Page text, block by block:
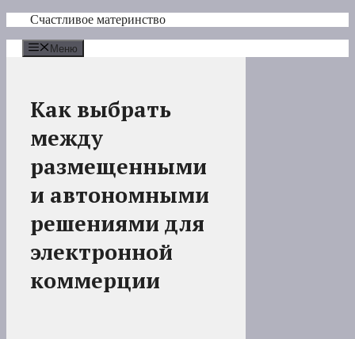
Перейти
содержимому
Счастливое материнство
Меню
Как выбрать
между
размещенными
и автономными
решениями для
электронной
коммерции